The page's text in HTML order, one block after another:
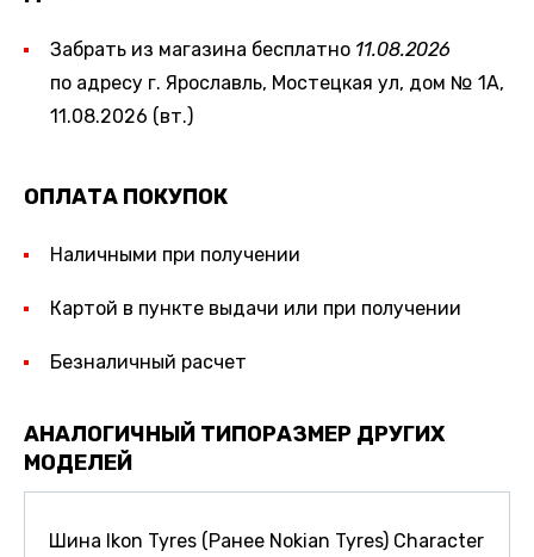
Забрать из магазина бесплатно 11.08.2026
по адресу г. Ярославль, Мостецкая ул, дом № 1А,
11.08.2026 (вт.)
ОПЛАТА ПОКУПОК
Наличными при получении
Картой в пункте выдачи или при получении
Безналичный расчет
АНАЛОГИЧНЫЙ ТИПОРАЗМЕР ДРУГИХ
МОДЕЛЕЙ
Шина Ikon Tyres (Ранее Nokian Tyres) Character